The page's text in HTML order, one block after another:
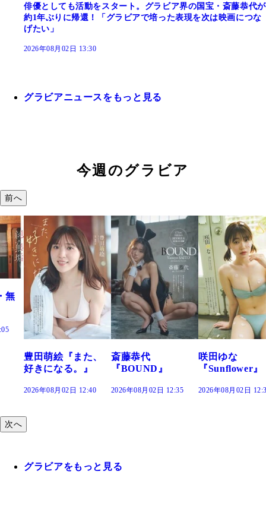
俳優としても活動をスタート。グラビア界の国宝・斎藤恭代が
約1年ぶりに帰還！「グラビアで培った表現を次は映画につな
げたい」
2026年08月02日 13:30
グラビアニュースをもっと見る
今週のグラビア
前へ
『また、
る。』
02日 12:40
斎藤恭代
『BOUND』
2026年08月02日 12:35
咲田ゆな
『Sunflower』
2026年08月02日 12:30
藤水咲
だまり』
2026年08
次へ
グラビアをもっと見る